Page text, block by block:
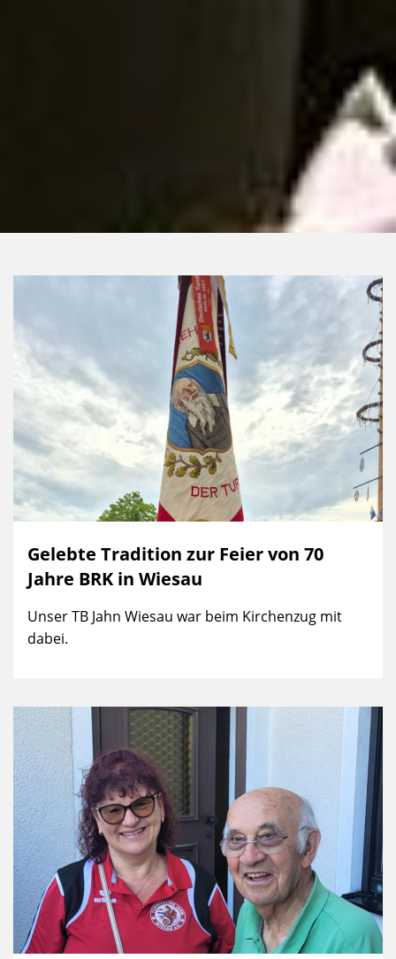
Gelebte Tradition zur Feier von 70
Jahre BRK in Wiesau
Unser TB Jahn Wiesau war beim Kirchenzug mit
dabei.